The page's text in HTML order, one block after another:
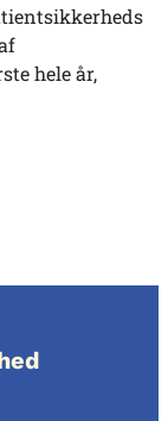
hele år,